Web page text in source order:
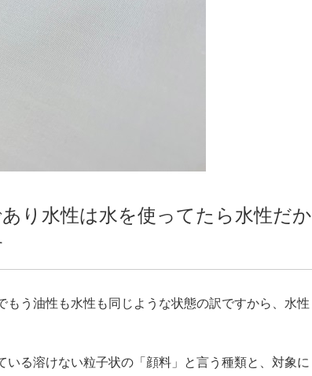
り水性は水を使ってたら水性だか
う油性も水性も同じような状態の訳ですから、水性
る溶けない粒子状の「顔料」と言う種類と、対象に